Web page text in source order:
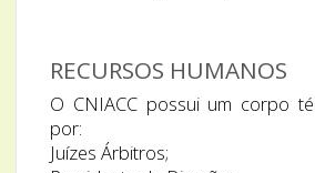
RECURSOS HUMANOS
O CNIACC possui um corpo
por:
Juízes Árbitros;